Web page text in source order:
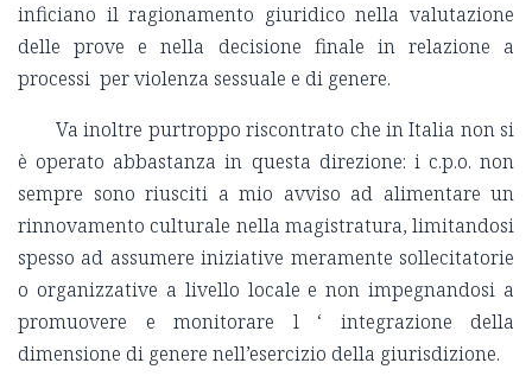
inficiano il ragionamento giuridico nella valutazione
delle prove e nella decisione finale in relazione a
processi per violenza sessuale e di genere.
Va inoltre purtroppo riscontrato che in Italia non si
è operato abbastanza in questa direzione: i c.p.o. non
sempre sono riusciti a mio avviso ad alimentare un
rinnovamento culturale nella magistratura, limitandosi
spesso ad assumere iniziative meramente sollecitatorie
o organizzative a livello locale e non impegnandosi a
promuovere e monitorare l ‘ integrazione della
dimensione di genere nell’esercizio della giurisdizione.